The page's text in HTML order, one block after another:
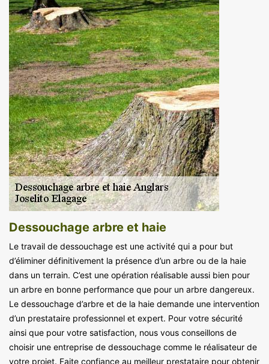
Dessouchage arbre et haie
Le travail de dessouchage est une activité qui a pour but
d’éliminer définitivement la présence d’un arbre ou de la haie
dans un terrain. C’est une opération réalisable aussi bien pour
un arbre en bonne performance que pour un arbre dangereux.
Le dessouchage d’arbre et de la haie demande une intervention
d’un prestataire professionnel et expert. Pour votre sécurité
ainsi que pour votre satisfaction, nous vous conseillons de
choisir une entreprise de dessouchage comme le réalisateur de
votre projet. Faite confiance au meilleur prestataire pour obtenir